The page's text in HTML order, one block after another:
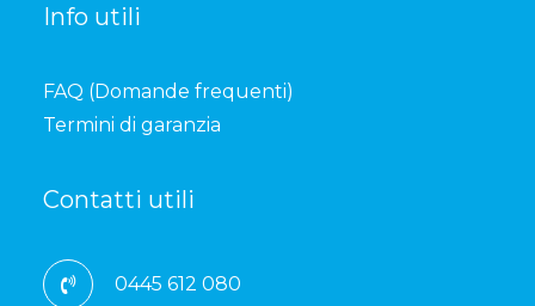
Info utili
FAQ (Domande frequenti)
Termini di garanzia
Contatti utili
0445 612 080